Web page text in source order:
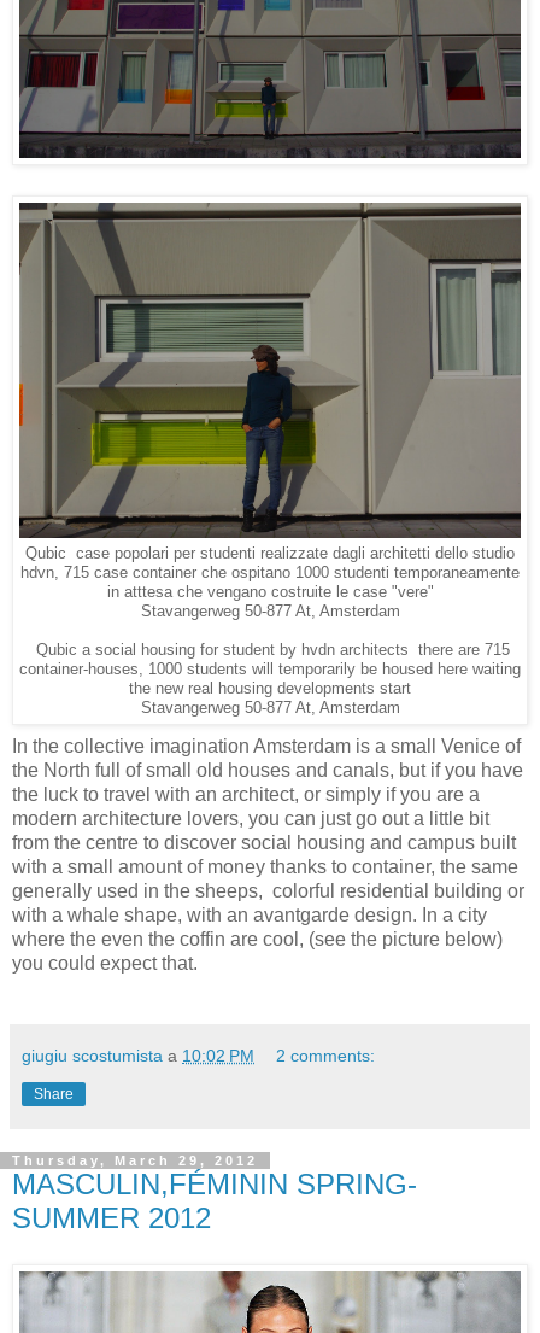
Qubic case popolari per studenti realizzate dagli architetti dello studio
hdvn, 715 case container che ospitano 1000 studenti temporaneamente
in atttesa che vengano costruite le case "vere"
Stavangerweg 50-877 At, Amsterdam
Qubic a social housing for student by hvdn architects there are 715
container-houses, 1000 students will temporarily be housed here waiting
the new real housing developments start
Stavangerweg 50-877 At, Amsterdam
In the collective imagination Amsterdam is a small Venice of
the North full of small old houses and canals, but if you have
the luck to travel with an architect, or simply if you are a
modern architecture lovers, you can just go out a little bit
from the centre to discover social housing and campus built
with a small amount of money thanks to container, the same
generally used in the sheeps, colorful residential building or
with a whale shape, with an avantgarde design. In a city
where the even the coffin are cool, (see the picture below)
you could expect that.
giugiu scostumista a 10:02 PM 2 comments:
Share
Thursday, March 29, 2012
MASCULIN,FÉMININ SPRING-
SUMMER 2012